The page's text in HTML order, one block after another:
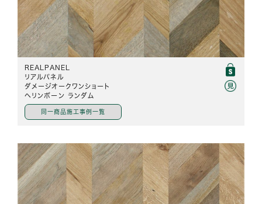
REALPANEL
リアルパネル
ダメージオークワンショート
ヘリンボーン ランダム
同一商品施工事例一覧